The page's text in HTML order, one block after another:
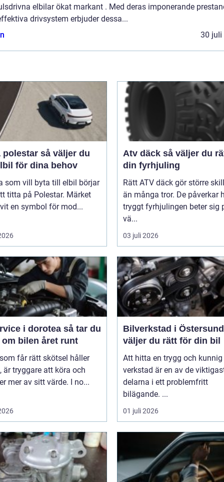
elbilar ökat markant . Med deras imponerande
drivsystem erbjuder dessa...
30 juli
så väljer du
för dina behov
som vill byta till elbil börjar
titta på Polestar. Märket
en symbol för mod...
Atv däck så väljer du rätt för
din fyrhjuling
Rätt ATV däck gör större
än många tror. De påverkar
tryggt fyrhjulingen beter sig
vä...
03 juli 2026
i dorotea så tar du
om bilen året runt
får rätt skötsel håller
är tryggare att köra och
mer av sitt värde. I no...
Bilverkstad i Östersund
väljer du rätt för din bil
Att hitta en trygg och kunnig
verkstad är en av de
delarna i ett problemfritt
bilägande. ...
01 juli 2026